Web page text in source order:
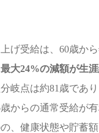
げ受給は、60歳か
最大24%の減額が生涯
岐点は約81歳であ
からの通常受給が
、健康状態や貯蓄